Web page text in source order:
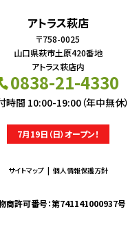
アトラス萩店
〒758-0025
山口県萩市土原420番地
アトラス萩店内
0838-21-4330
時間 10:00-19:00（年中無休）
7月19日（日）オープン！
サイトマップ 個人情報保護方針
商許可番号：第741141000937号